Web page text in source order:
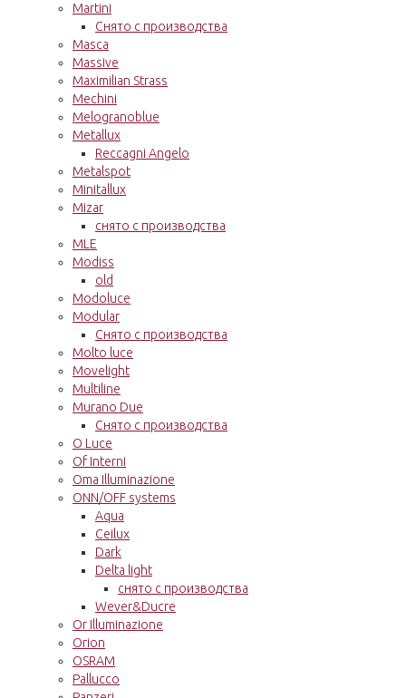
Martini
Снято с производства
Masca
Massive
Maximilian Strass
Mechini
Melogranoblue
Metallux
Reccagni Angelo
Metalspot
Minitallux
Mizar
снято с производства
MLE
Modiss
old
Modoluce
Modular
Снято с производства
Molto luce
Movelight
Multiline
Murano Due
Снято с производства
O Luce
Of Interni
Oma Illuminazione
ONN/OFF systems
Aqua
Ceilux
Dark
Delta light
снято с производства
Wever&Ducre
Or Illuminazione
Orion
OSRAM
Pallucco